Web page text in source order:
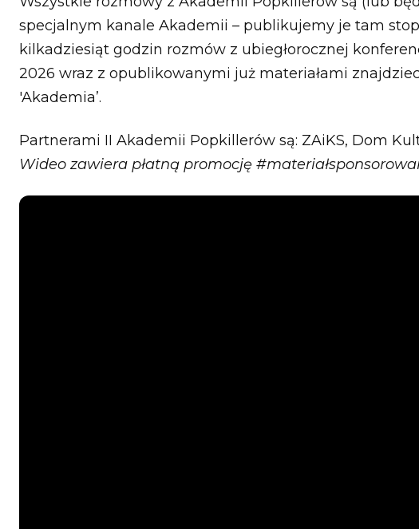
specjalnym kanale Akademii – publikujemy je tam
kilkadziesiąt godzin rozmów z ubiegłorocznej
2026 wraz z opublikowanymi już materiałami
'Akademia’.
Partnerami II Akademii Popkillerów są: ZAiKS, Dom
Wideo zawiera płatną promocję